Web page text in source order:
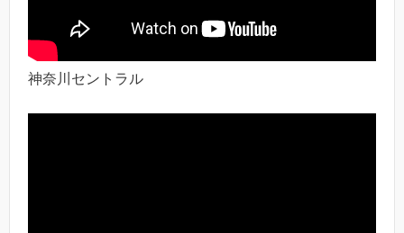
神奈川セントラル